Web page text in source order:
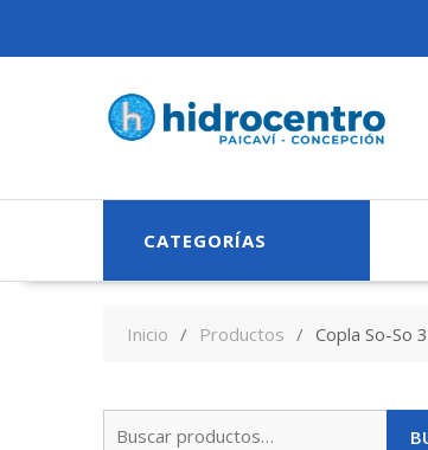
CATEGORÍAS
Inicio Productos Copla So-So